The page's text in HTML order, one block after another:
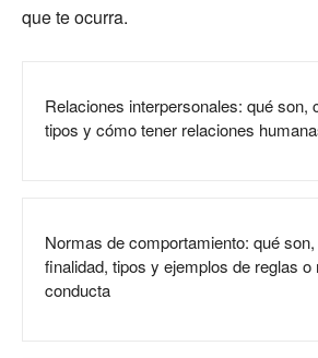
que te ocurra.
Relaciones interpersonales: qué son,
tipos y cómo tener relaciones
Normas de comportamiento: qué
finalidad, tipos y ejemplos de reglas o
conducta